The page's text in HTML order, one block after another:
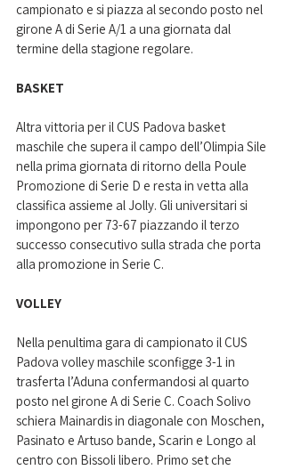
campionato e si piazza al secondo posto nel
girone A di Serie A/1 a una giornata dal
termine della stagione regolare.
BASKET
Altra vittoria per il CUS Padova basket
maschile che supera il campo dell’Olimpia Sile
nella prima giornata di ritorno della Poule
Promozione di Serie D e resta in vetta alla
classifica assieme al Jolly. Gli universitari si
impongono per 73-67 piazzando il terzo
successo consecutivo sulla strada che porta
alla promozione in Serie C.
VOLLEY
Nella penultima gara di campionato il CUS
Padova volley maschile sconfigge 3-1 in
trasferta l’Aduna confermandosi al quarto
posto nel girone A di Serie C. Coach Solivo
schiera Mainardis in diagonale con Moschen,
Pasinato e Artuso bande, Scarin e Longo al
centro con Bissoli libero. Primo set che